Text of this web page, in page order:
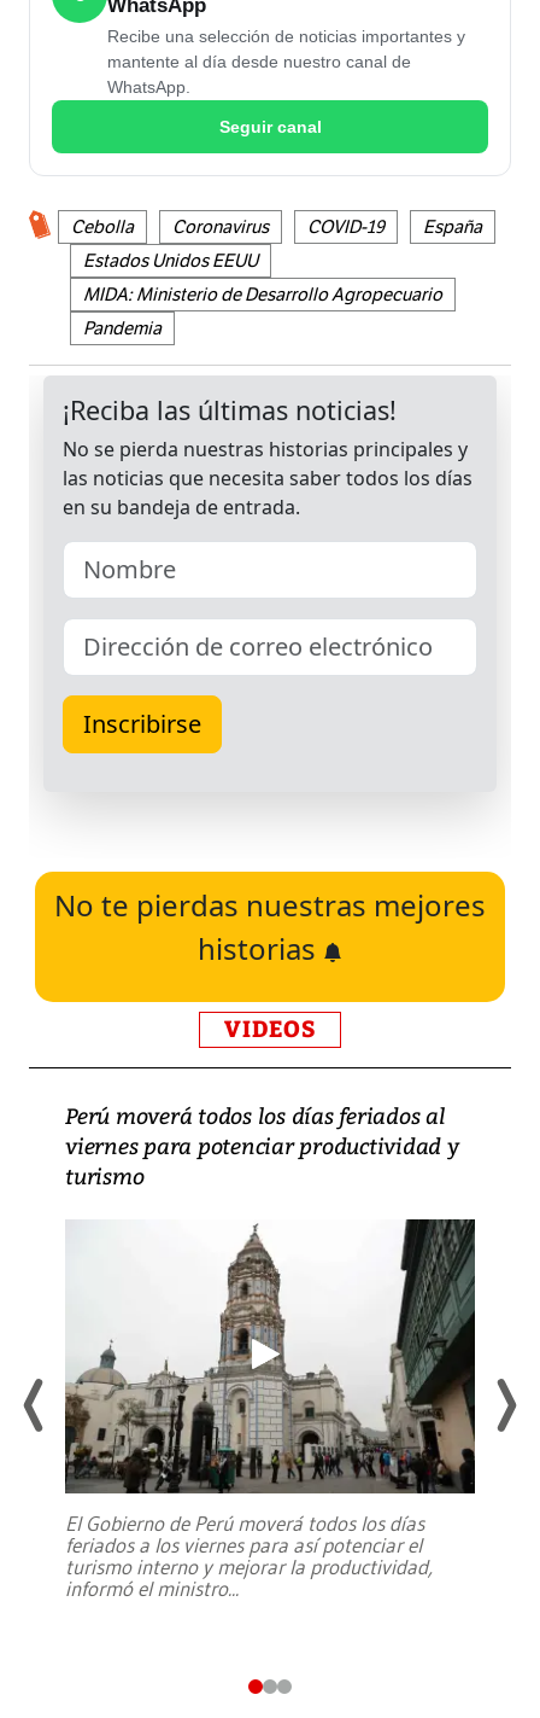
WhatsApp
Recibe una selección de noticias importantes y
mantente al día desde nuestro canal de
WhatsApp.
Seguir canal
Cebolla Coronavirus COVID-19
España
Estados Unidos EEUU
MIDA: Ministerio de Desarrollo Agropecuario
Pandemia
No te pierdas nuestras mejores
historias
VIDEOS
Perú moverá todos los días feriados al
viernes para potenciar productividad y
turismo
El Gobierno de Perú moverá todos los días
feriados a los viernes para así potenciar el
turismo interno y mejorar la productividad,
informó el ministro...